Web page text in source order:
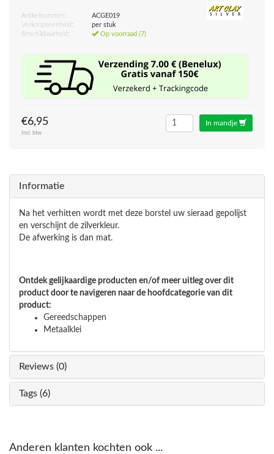
Artikelnummer:
ACGE019
Verkoopseenheid:
per stuk
Beschikbaarheid:
Op voorraad (7)
€6,95
Incl. btw
In mandje
Informatie
Na het verhitten wordt met deze borstel uw sieraad gepolijst
en verschijnt de zilverkleur.
De afwerking is dan mat.
Ontdek gelijkaardige producten en/of meer uitleg over dit
product door te navigeren naar de hoofdcategorie van dit
product:
Gereedschappen
Metaalklei
Reviews (0)
Tags (6)
Anderen klanten kochten ook ...